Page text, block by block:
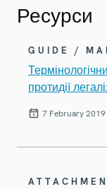
Ресурси
GUIDE /
протидії
7 February 2019